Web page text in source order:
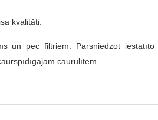
kvalitāti.
un pēc filtriem. Pārsniedzot
caurulītēm.